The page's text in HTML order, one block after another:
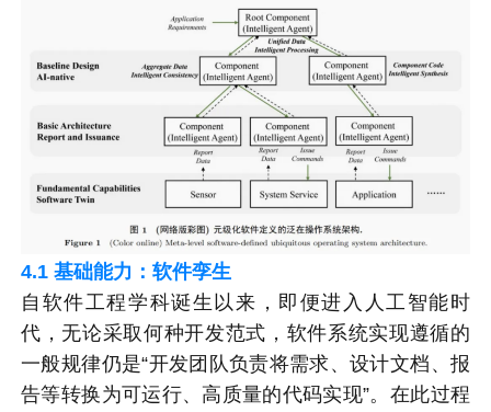
4.1基础能力：软件孪生
自软件工程学科诞生以来，即便进入人工智能时
代，无论采取何种开发范式，软件系统实现遵循的
一般规律仍是“开发团队负责将需求、设计文档、报
告等转换为可运行、高质量的代码实现”。在此过程